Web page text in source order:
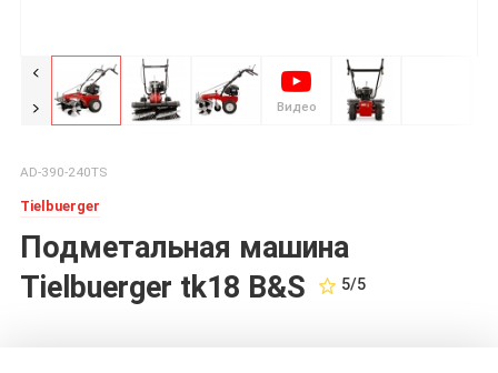
Видео
AD-390-240TS
Tielbuerger
Подметальная машина
Tielbuerger tk18 B&S
5/5